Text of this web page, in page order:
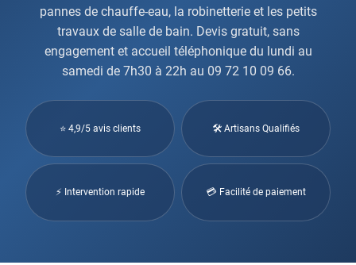
pannes de chauffe-eau, la robinetterie et les petits
travaux de salle de bain. Devis gratuit, sans
engagement et accueil téléphonique du lundi au
samedi de 7h30 à 22h au 09 72 10 09 66.
⭐ 4,9/5 avis clients 🛠 Artisans Qualifiés
⚡ Intervention rapide 💳 Facilité de paiement